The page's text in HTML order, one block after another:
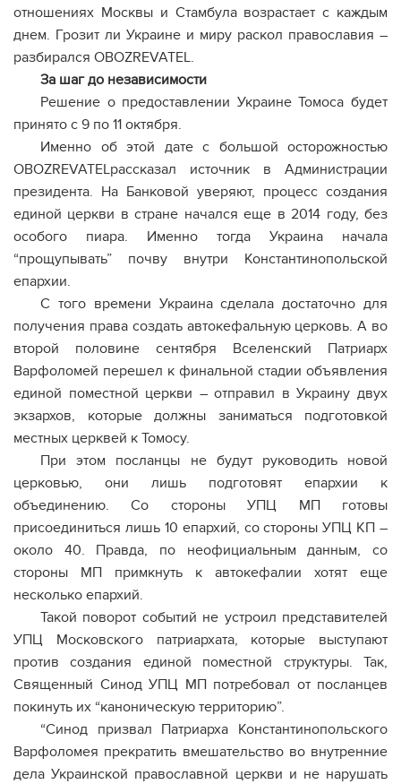
отношениях Москвы и Стамбула возрастает с каждым
днем. Грозит ли Украине и миру раскол православия –
разбирался OBOZREVATEL.
За шаг до независимости
Решение о предоставлении Украине Томоса будет
принято с 9 по 11 октября.
Именно об этой дате с большой осторожностью
OBOZREVATELрассказал источник в Администрации
президента. На Банковой уверяют, процесс создания
единой церкви в стране начался еще в 2014 году, без
особого пиара. Именно тогда Украина начала
“прощупывать” почву внутри Константинопольской
епархии.
С того времени Украина сделала достаточно для
получения права создать автокефальную церковь. А во
второй половине сентября Вселенский Патриарх
Варфоломей перешел к финальной стадии объявления
единой поместной церкви – отправил в Украину двух
экзархов, которые должны заниматься подготовкой
местных церквей к Томосу.
При этом посланцы не будут руководить новой
церковью, они лишь подготовят епархии к
объединению. Со стороны УПЦ МП готовы
присоединиться лишь 10 епархий, со стороны УПЦ КП –
около 40. Правда, по неофициальным данным, со
стороны МП примкнуть к автокефалии хотят еще
несколько епархий.
Такой поворот событий не устроил представителей
УПЦ Московского патриархата, которые выступают
против создания единой поместной структуры. Так,
Священный Синод УПЦ МП потребовал от посланцев
покинуть их “каноническую территорию”.
“Синод призвал Патриарха Константинопольского
Варфоломея прекратить вмешательство во внутренние
дела Украинской православной церкви и не нарушать